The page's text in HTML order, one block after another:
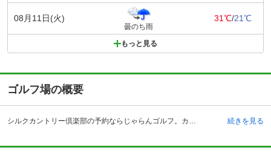
08月11日(火)
曇のち雨
31℃/21℃
もっと見る
ゴルフ場の概要
シルクカントリー倶楽部の予約ならじゃらんゴルフ。カートの有無や利用税、キャンセル料、ナイター設備、駐車場などのコース情報はもちろん、口コミ、フォトギャラリーなどコースの難易度や攻略に役立つ情報充実、予約する度にポイントが貯まるのでお得にゴルフをお楽しみ頂けます。 シルクカントリー倶楽部は群馬県富岡市にあり、関越自動車道を経て上信越自動車道、下仁田インターチェンジから5キロメートル以内の場所にあります。電車の場合、ＪＲ長野新幹線、安中榛名駅からタクシーで約25分、ＪＲ上越新幹線、高崎駅からタクシーで約40分です。値段も手頃で近郊の方や地元のプレーヤーに人気のコースとなっています。食事もビュッフェ形式で、味も美味しく、男女ともに好評です。設備がキレイで女性のプレーヤーに優しい配慮もあり、新しく綺麗なパウダールームも充実、10種類のシャンプーやコンディショナーを準備しています。その他、ドライビングレンジやアプローチ練習場、バンカー練習場も完備しており、スタート前のコンディションチェックも行うことができます。 続きを見る